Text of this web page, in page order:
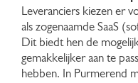
Leveranciers kiezen er
als zogenaamde SaaS
Dit biedt hen de
gemakkelijker aan te
hebben. In Purmerend